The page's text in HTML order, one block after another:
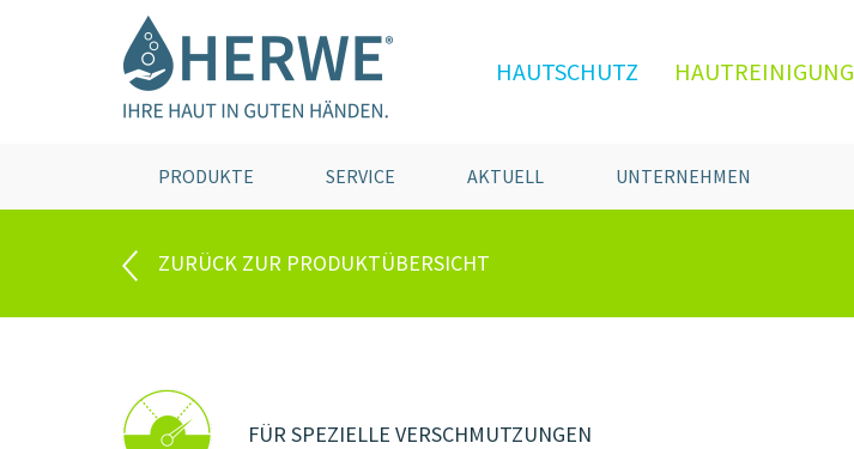
HAUTSCHUTZ HAUTREINIGUNG
PRODUKTE SERVICE AKTUELL UNTERNEHMEN
ZURÜCK ZUR PRODUKTÜBERSICHT
FÜR SPEZIELLE VERSCHMUTZUNGEN